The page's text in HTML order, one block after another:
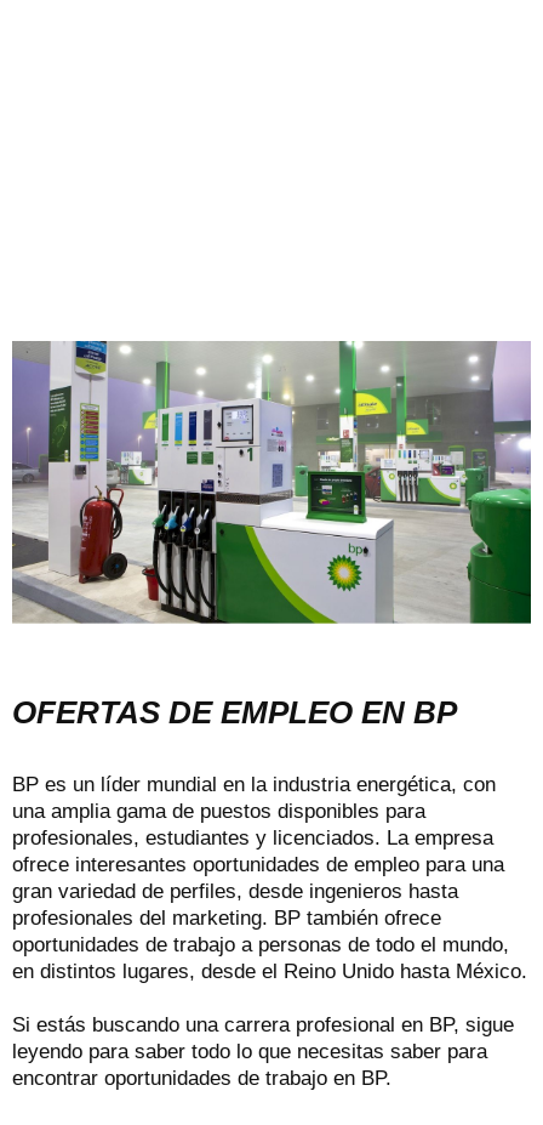
OFERTAS DE EMPLEO EN BP
BP es un líder mundial en la industria energética, con
una amplia gama de puestos disponibles para
profesionales, estudiantes y licenciados. La empresa
ofrece interesantes oportunidades de empleo para una
gran variedad de perfiles, desde ingenieros hasta
profesionales del marketing. BP también ofrece
oportunidades de trabajo a personas de todo el mundo,
en distintos lugares, desde el Reino Unido hasta México.
Si estás buscando una carrera profesional en BP, sigue
leyendo para saber todo lo que necesitas saber para
encontrar oportunidades de trabajo en BP.